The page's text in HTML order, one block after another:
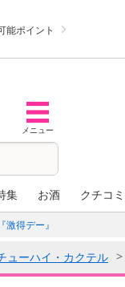
能ポイント
メニュー
集 お酒 クチコ
得デー』
ューハイ・カクテル